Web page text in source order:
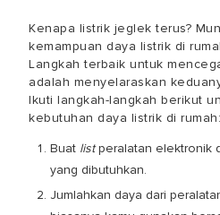
Kenapa listrik jeglek terus?
kemampuan daya listrik di
Langkah terbaik untuk
adalah menyelaraskan
Ikuti langkah-langkah berikut
kebutuhan daya listrik di rumah:
Buat listperalatan elektronik
yang dibutuhkan.
Jumlahkan daya dari